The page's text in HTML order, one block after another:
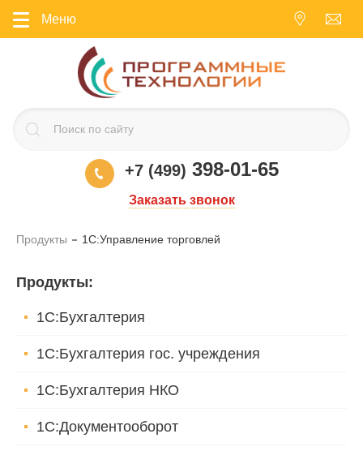
Меню
+7 (499) 398-01-65
Заказать звонок
Продукты 1С:Управление торговлей
Продукты:
1С:Бухгалтерия
1С:Бухгалтерия гос. учреждения
1С:Бухгалтерия НКО
1С:Документооборот